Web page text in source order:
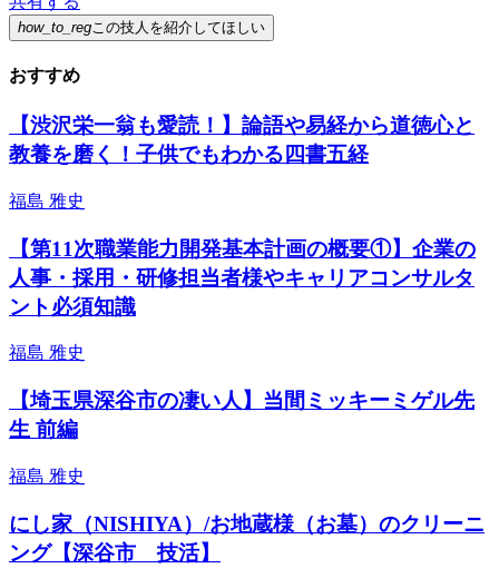
how_to_reg この技人を紹介してほしい
おすすめ
【渋沢栄一翁も愛読！】論語や易経から道徳心と
教養を磨く！子供でもわかる四書五経
福島 雅史
【第11次職業能力開発基本計画の概要①】企業の
人事・採用・研修担当者様やキャリアコンサルタ
ント必須知識
福島 雅史
【埼玉県深谷市の凄い人】当間ミッキーミゲル先
生 前編
福島 雅史
にし家（NISHIYA）/お地蔵様（お墓）のクリーニ
ング【深谷市 技活】